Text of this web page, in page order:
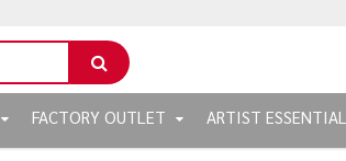
FACTORY OUTLET
ARTIST